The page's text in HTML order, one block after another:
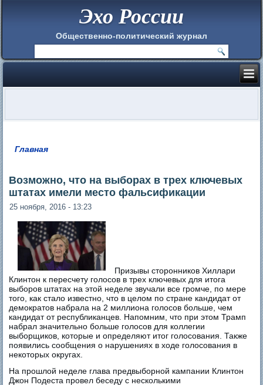
Эхо России
Общественно-политический журнал
Главная
Возможно, что на выборах в трех ключевых
штатах имели место фальсификации
25 ноября, 2016 - 13:23
Призывы сторонников Хиллари
Клинтон к пересчету голосов в трех ключевых для итога
выборов штатах на этой неделе звучали все громче, по мере
того, как стало известно, что в целом по стране кандидат от
демократов набрала на 2 миллиона голосов больше, чем
кандидат от республиканцев. Напомним, что при этом Трамп
набрал значительно больше голосов для коллегии
выборщиков, которые и определяют итог голосования. Также
появились сообщения о нарушениях в ходе голосования в
некоторых округах.
На прошлой неделе глава предвыборной кампании Клинтон
Джон Подеста провел беседу с несколькими